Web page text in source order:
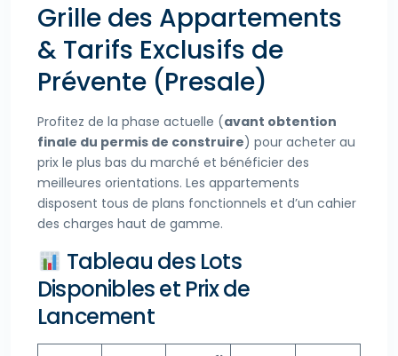
Grille des Appartements
& Tarifs Exclusifs de
Prévente (Presale)
Profitez de la phase actuelle (avant obtention
finale du permis de construire) pour acheter au
prix le plus bas du marché et bénéficier des
meilleures orientations. Les appartements
disposent tous de plans fonctionnels et d’un cahier
des charges haut de gamme.
Tableau des Lots
Disponibles et Prix de
Lancement